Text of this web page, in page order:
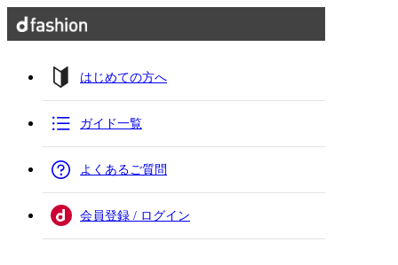
はじめての方へ
ガイド一覧
よくあるご質問
会員登録 / ログイン